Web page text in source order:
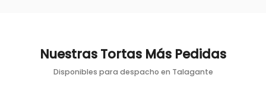
Nuestras Tortas Más Pedidas
Disponibles para despacho en Talagante